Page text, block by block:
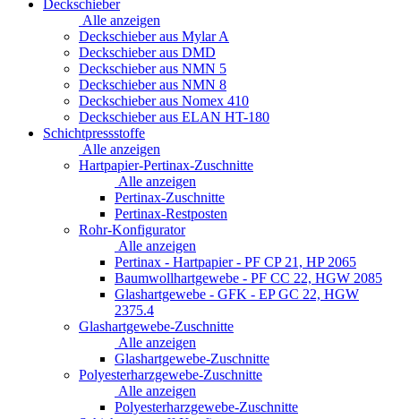
Deckschieber
Alle anzeigen
Deckschieber aus Mylar A
Deckschieber aus DMD
Deckschieber aus NMN 5
Deckschieber aus NMN 8
Deckschieber aus Nomex 410
Deckschieber aus ELAN HT-180
Schichtpressstoffe
Alle anzeigen
Hartpapier-Pertinax-Zuschnitte
Alle anzeigen
Pertinax-Zuschnitte
Pertinax-Restposten
Rohr-Konfigurator
Alle anzeigen
Pertinax - Hartpapier - PF CP 21, HP 2065
Baumwollhartgewebe - PF CC 22, HGW 2085
Glashartgewebe - GFK - EP GC 22, HGW
2375.4
Glashartgewebe-Zuschnitte
Alle anzeigen
Glashartgewebe-Zuschnitte
Polyesterharzgewebe-Zuschnitte
Alle anzeigen
Polyesterharzgewebe-Zuschnitte